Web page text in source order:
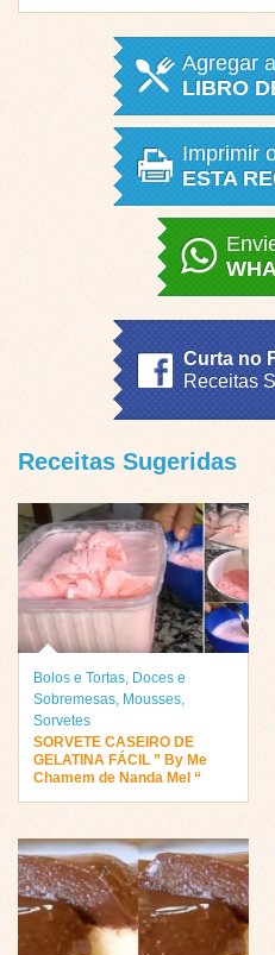
Agregar
LIBRO
Imprimir
ESTA
Curta no
Receitas
Receitas Sugeridas
Bolos e Tortas, Doces e
Sobremesas, Mousses,
Sorvetes
SORVETE CASEIRO DE
GELATINA FÁCIL ” By Me
Chamem de Nanda Mel “